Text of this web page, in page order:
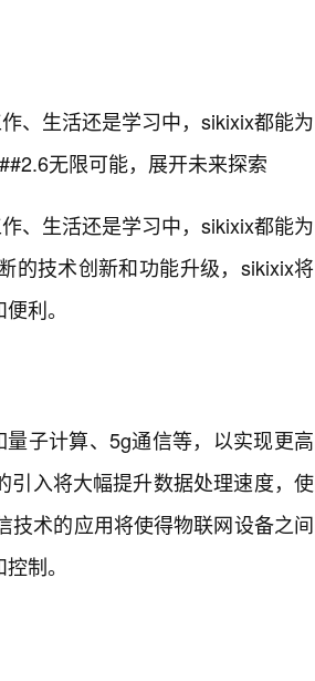
、生活还是学习中，sikixix都能为
无限可能，展开未来探索
、生活还是学习中，sikixix都能为
的技术创新和功能升级，sikixix将
利。
子计算、5g通信等，以实现更高
引入将大幅提升数据处理速度，使
技术的应用将使得物联网设备之间
制。